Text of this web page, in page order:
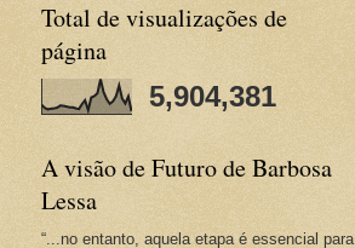
Total de visualizações de
página
5,904,381
A visão de Futuro de Barbosa
Lessa
“...no entanto, aquela etapa é essencial para